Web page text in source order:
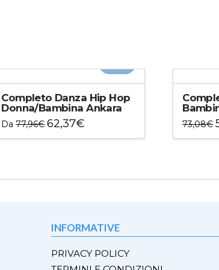
Completo Danza Hip Hop
Donna/Bambina Ankara
Da77,96€ 62,37€
più
73,08€
più
INFORMATIVE
PRIVACY POLICY